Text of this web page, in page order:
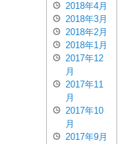
2018年4月
2018年3月
2018年2月
2018年1月
2017年12
月
2017年11
月
2017年10
月
2017年9月